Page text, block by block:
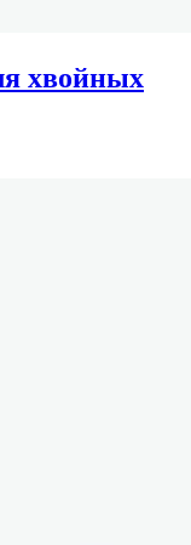
хвойных